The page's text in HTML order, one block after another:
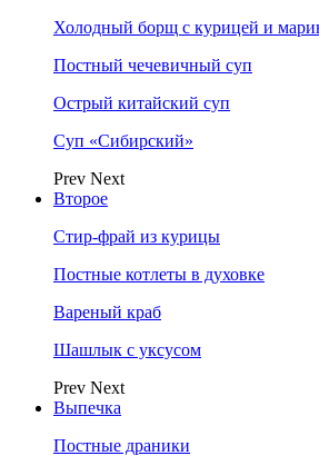
Холодный борщ с курицей и
Постный чечевичный суп
Острый китайский суп
Суп «Сибирский»
Prev Next
Второе
Стир-фрай из курицы
Постные котлеты в духовке
Вареный краб
Шашлык с уксусом
Prev Next
Выпечка
Постные драники